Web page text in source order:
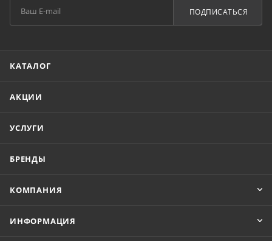
ПОДПИСАТЬСЯ
КАТАЛОГ
АКЦИИ
УСЛУГИ
БРЕНДЫ
КОМПАНИЯ
ИНФОРМАЦИЯ